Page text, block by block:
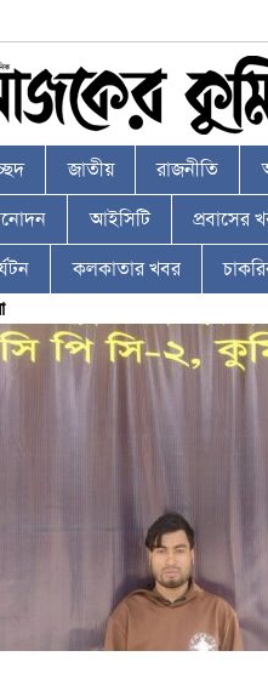
জাতীয় রাজনীতি
আইসিটি প্রবাসের
কলকাতার খবর